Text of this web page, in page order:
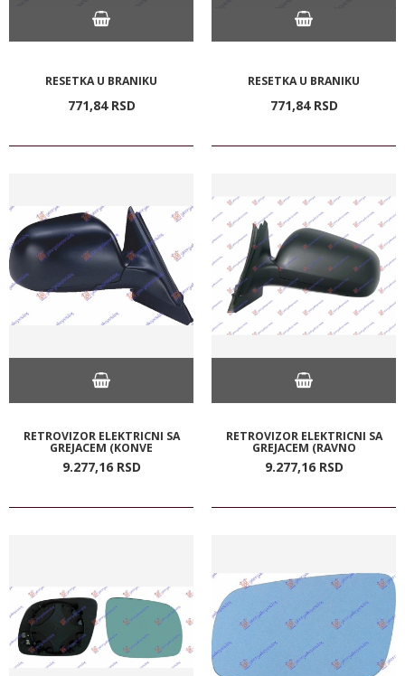
RESETKA U BRANIKU
771,84 RSD
RESETKA U BRANIKU
771,84 RSD
RETROVIZOR ELEKTRICNI SA
GREJACEM (KONVE
9.277,16 RSD
RETROVIZOR ELEKTRICNI SA
GREJACEM (RAVNO
9.277,16 RSD